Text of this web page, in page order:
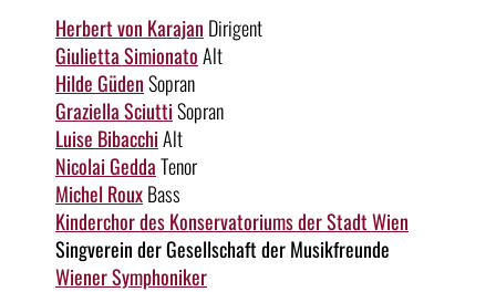
Herbert von Karajan Dirigent
Giulietta SimionatoAlt
Hilde GüdenSopran
Graziella SciuttiSopran
Luise BibacchiAlt
Nicolai GeddaTenor
Michel RouxBass
Kinderchor des Konservatoriums der Stadt Wien
Singverein der Gesellschaft der Musikfreunde
Wiener Symphoniker